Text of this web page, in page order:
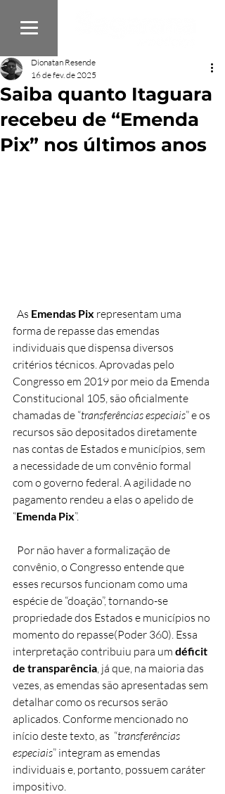
Saiba quanto Itaguara
recebeu de “Emenda
Pix” nos últimos anos
Dionatan Resende
16 de fev. de 2025
  As
Emendas Pix representam uma
forma de repasse das emendas
individuais que dispensa diversos
critérios técnicos. Aprovadas pelo
Congresso em 2019 por meio da Emenda
Constitucional 105, são oficialmente
chamadas de “transferências especiais” e os
recursos são depositados diretamente
nas contas de Estados e municípios, sem
a necessidade de um convênio formal
com o governo federal. A agilidade no
pagamento rendeu a elas o apelido de
“Emenda Pix”.
convênio, o Congresso entende que
esses recursos funcionam como uma
espécie de “doação”, tornando-se
propriedade dos Estados e municípios no
momento do repasse(Poder 360). Essa
interpretação contribuiu para um déficit
de transparência , já que, na maioria das
vezes, as emendas são apresentadas sem
detalhar como os recursos serão
aplicados. Conforme mencionado no
início deste texto, as  “transferências
especiais” integram as emendas
individuais e, portanto, possuem caráter
impositivo.